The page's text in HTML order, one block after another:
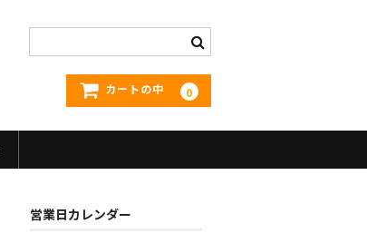
カートの中 0
営業日カレンダー